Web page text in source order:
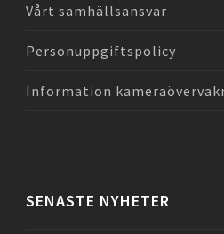
Vårt samhällsansvar
Personuppgiftspolicy
Information
SENASTE NYHETER